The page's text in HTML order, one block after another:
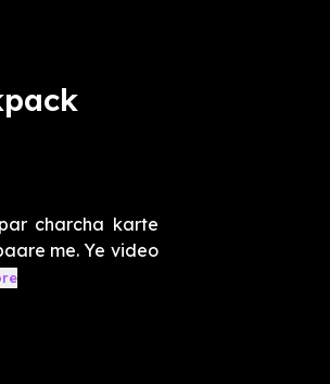
charcha karte
me. Ye video